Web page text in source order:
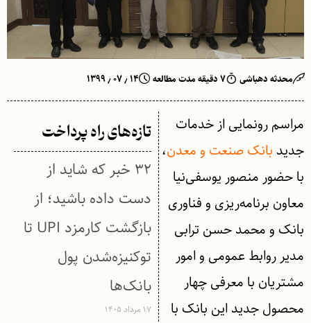
محدثه دهباشی ۷ دقیقه مدت مطالعه ۱۴ ٫ ۰۷ ٫ ۱۳۹۹
مراسم رونمایی از خدمات
جدید بانک صنعت و معدن،
با حضور منصور یوسفی‌نیا
معاون برنامه‌ریزی و فناوری
بانک و محمد حسن ترابی
مدیر روابط عمومی و امور
مشتریان با معرفی چهار
محصول جدید این بانک با
تازه‌های راه پرداخت
۳۲ خبر که شاید از
دست داده باشید؛ از
بازگشت کارمزد UPI تا
توکنیزه‌شدن پول
بانک‌ها
۱۷ مرداد ۱۴۰۵